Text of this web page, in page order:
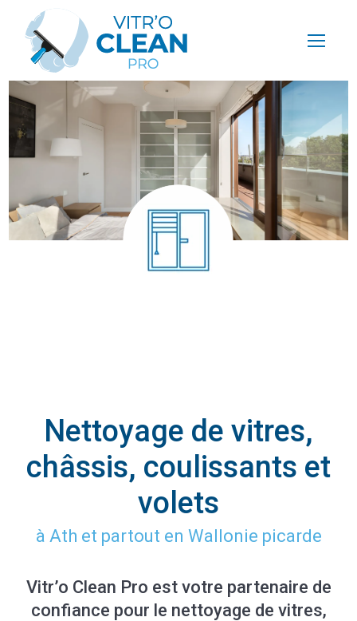
Nettoyage de vitres,
châssis, coulissants et
volets
à Ath et partout en Wallonie picarde
Vitr’o Clean Pro est votre partenaire de
confiance pour le nettoyage de vitres,